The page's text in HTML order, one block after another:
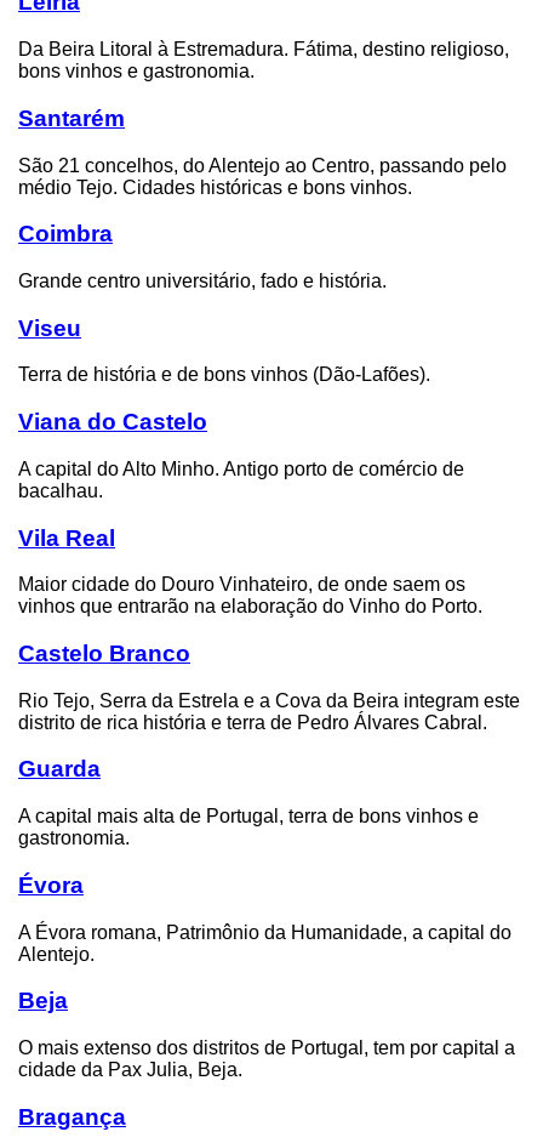
Da Beira Litoral à Estremadura. Fátima, destino religioso,
bons vinhos e gastronomia.
Santarém
São 21 concelhos, do Alentejo ao Centro, passando pelo
médio Tejo. Cidades históricas e bons vinhos.
Coimbra
Grande centro universitário, fado e história.
Viseu
Terra de história e de bons vinhos (Dão-Lafões).
Viana do Castelo
A capital do Alto Minho. Antigo porto de comércio de
bacalhau.
Vila Real
Maior cidade do Douro Vinhateiro, de onde saem os
vinhos que entrarão na elaboração do Vinho do Porto.
Castelo Branco
Rio Tejo, Serra da Estrela e a Cova da Beira integram este
distrito de rica história e terra de Pedro Álvares Cabral.
Guarda
A capital mais alta de Portugal, terra de bons vinhos e
gastronomia.
Évora
A Évora romana, Patrimônio da Humanidade, a capital do
Alentejo.
Beja
O mais extenso dos distritos de Portugal, tem por capital a
cidade da Pax Julia, Beja.
Bragança